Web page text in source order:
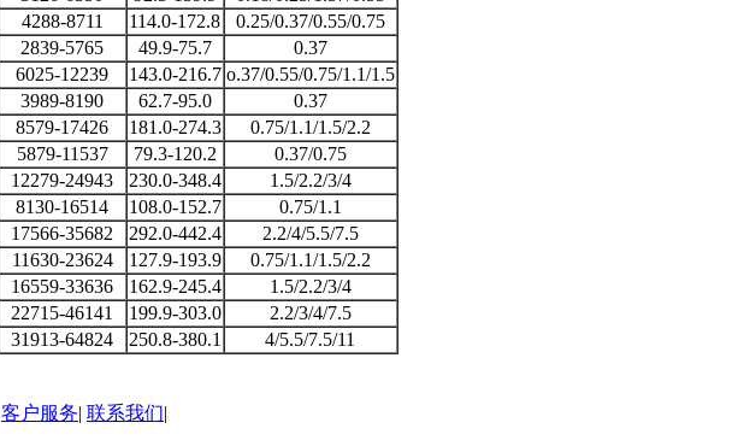
4288-8711 114.0-172.8
0.25/0.37/0.55/0.75
2839-5765 49.9-75.7
0.37
6025-12239 143.0-216.7 o.37/0.55/0.75/1.1/1.5
3989-8190 62.7-95.0
0.37
8579-17426 181.0-274.3
0.75/1.1/1.5/2.2
5879-11537 79.3-120.2
0.37/0.75
12279-24943 230.0-348.4
1.5/2.2/3/4
8130-16514 108.0-152.7
0.75/1.1
17566-35682 292.0-442.4
2.2/4/5.5/7.5
11630-23624 127.9-193.9
0.75/1.1/1.5/2.2
16559-33636 162.9-245.4
1.5/2.2/3/4
22715-46141 199.9-303.0
2.2/3/4/7.5
31913-64824 250.8-380.1 4/5.5/7.5/11
客户服务| 联系我们|